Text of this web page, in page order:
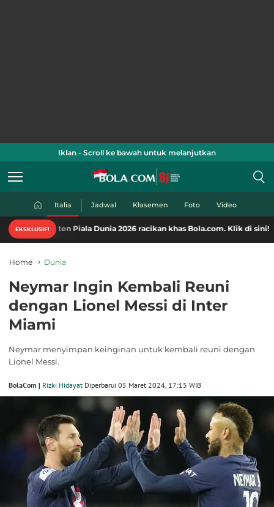
Iklan - Scroll ke bawah untuk melanjutkan
Italia Jadwal Klasemen Foto Video
EKSKLUSIF!
Piala Dunia 2026 racikan khas Bola.com. Klik di sini!
Home Dunia
Neymar Ingin Kembali Reuni
dengan Lionel Messi di Inter
Miami
Neymar menyimpan keinginan untuk kembali reuni dengan
Lionel Messi.
BolaCom | Rizki Hidayat Diperbarui 05 Maret 2024, 17:15 WIB